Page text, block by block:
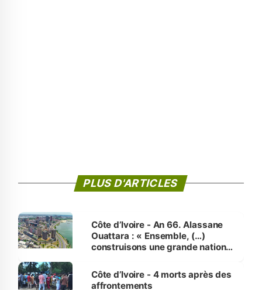
PLUS D'ARTICLES
Côte d’Ivoire - An 66. Alassane
Ouattara : « Ensemble, (…)
construisons une grande nation
générations futures »
Côte d’Ivoire - 4 morts après des
affrontements